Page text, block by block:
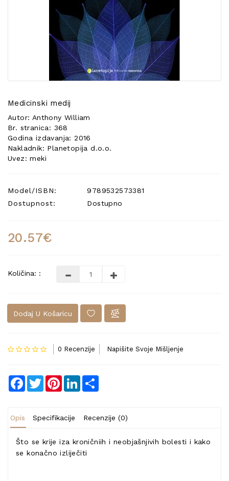
Medicinski medij
Autor: Anthony William
Br. stranica: 368
Godina izdavanja: 2016
Nakladnik: Planetopija d.o.o.
Uvez: meki
Model/ISBN:
9789532573381
Dostupnost:
Dostupno
20.57€
Količina: :
Dodaj U Košaricu
0 Recenzije Napišite Svoje Mišljenje
Facebook
TwitterPinterestLinkedIn
Opis Specifikacije Recenzije (0)
Što se krije iza kroničniih i neobjašnjivih bolesti i kako
se konačno izliječiti